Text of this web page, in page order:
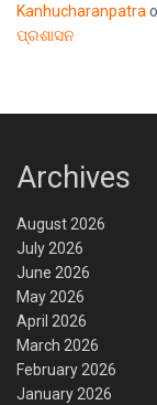
Kanhucharanpatra
ପ୍ରଶାସନ
Archives
August 2026
July 2026
June 2026
May 2026
April 2026
March 2026
February 2026
January 2026